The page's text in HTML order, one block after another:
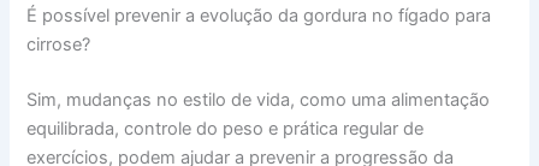
É possível prevenir a evolução da gordura no fígado para
cirrose?
Sim, mudanças no estilo de vida, como uma alimentação
equilibrada, controle do peso e prática regular de
exercícios, podem ajudar a prevenir a progressão da